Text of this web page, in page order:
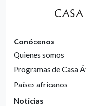
Conócenos
Quienes somos
Programas de Casa
Países africanos
Noticias